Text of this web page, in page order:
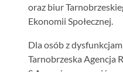
oraz biur
Ekonomii Społecznej.
Dla osób z
Tarnobrzeska Agencja